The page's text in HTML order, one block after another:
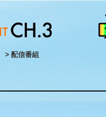
> 配信番組